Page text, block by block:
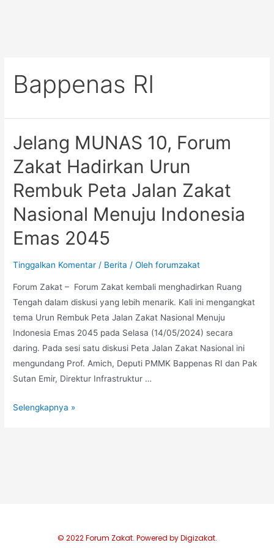
Bappenas RI
Jelang MUNAS 10, Forum
Zakat Hadirkan Urun
Rembuk Peta Jalan Zakat
Nasional Menuju Indonesia
Emas 2045
Tinggalkan Komentar / Berita / Olehforumzakat
Forum Zakat – Forum Zakat kembali menghadirkan Ruang
Tengah dalam diskusi yang lebih menarik. Kali ini mengangkat
tema Urun Rembuk Peta Jalan Zakat Nasional Menuju
Indonesia Emas 2045 pada Selasa (14/05/2024) secara
daring. Pada sesi satu diskusi Peta Jalan Zakat Nasional ini
mengundang Prof. Amich, Deputi PMMK Bappenas RI dan Pak
Sutan Emir, Direktur Infrastruktur …
Selengkapnya »
© 2022 Forum Zakat. Powered by Digizakat.